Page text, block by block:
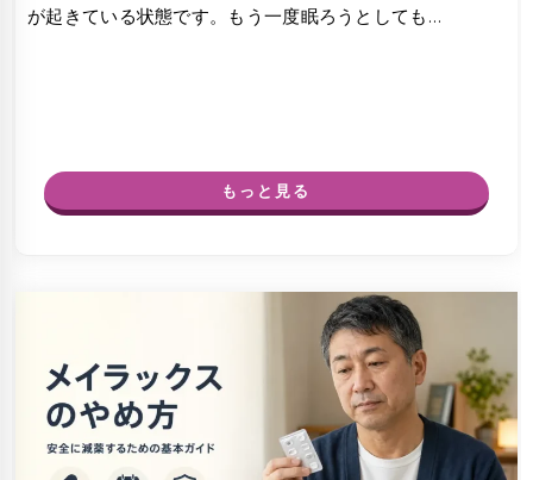
が起きている状態です。もう一度眠ろうとしても…
もっと見る